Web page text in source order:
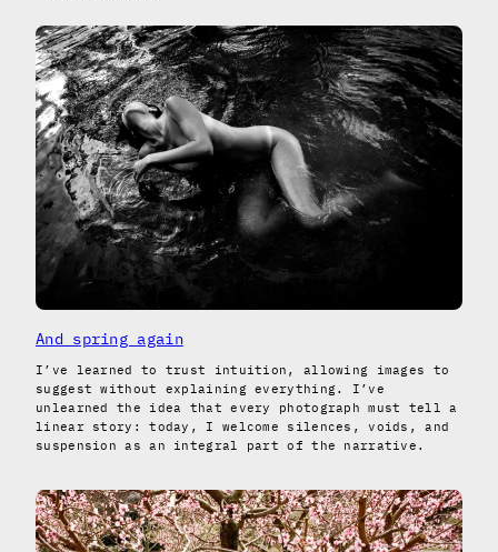
And spring again
I’ve learned to trust intuition, allowing images to
suggest without explaining everything. I’ve
unlearned the idea that every photograph must tell a
linear story: today, I welcome silences, voids, and
suspension as an integral part of the narrative.